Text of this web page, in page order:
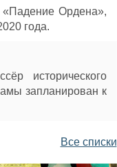
Ордена»,
года.
исторического
запланирован к
Все списки